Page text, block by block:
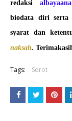
redaksi
biodata diri serta
syarat dan
naksah.
Tags: Sorot